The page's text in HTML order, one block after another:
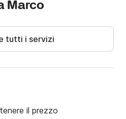
mezza giornata equivale al
i costi
Marco
tutti i servizi
il prezzo